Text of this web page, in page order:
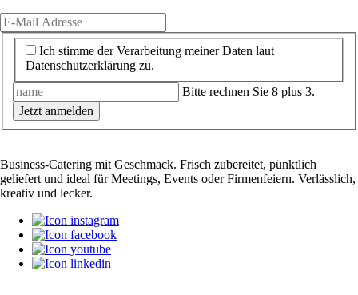
Ich stimme der Verarbeitung meiner Daten laut
Datenschutzerklärung zu.
Bitte rechnen Sie 8 plus 3.
Jetzt anmelden
Business-Catering mit Geschmack. Frisch zubereitet, pünktlich
geliefert und ideal für Meetings, Events oder Firmenfeiern. Verlässlich,
kreativ und lecker.